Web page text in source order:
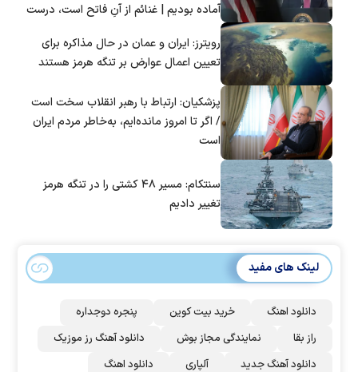
آماده بودیم | غنائم از آنِ فاتح است، درست
رویترز: ایران و عمان در حال مذاکره برای
تعیین اعمال عوارض بر تنگه هرمز هستند
پزشکیان: ارتباط با رهبر انقلاب سخت است
/ اگر تا امروز مانده‌ایم، به‌خاطر مردم ایران
است
سنتکام: مسیر ۴۸ کشتی را در تنگه هرمز
تغییر دادیم
لینک های مفید
دانلود اهنگ خرید بیت کوین
پنجره دوجداره
راز بقا
نمایندگی مجاز بوش
دانلود آهنگ رز‌ موزیک
دانلود آهنگ جدید
آلپاری دانلود اهنگ